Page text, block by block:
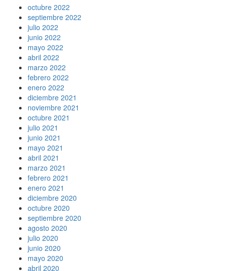
octubre 2022
septiembre 2022
julio 2022
junio 2022
mayo 2022
abril 2022
marzo 2022
febrero 2022
enero 2022
diciembre 2021
noviembre 2021
octubre 2021
julio 2021
junio 2021
mayo 2021
abril 2021
marzo 2021
febrero 2021
enero 2021
diciembre 2020
octubre 2020
septiembre 2020
agosto 2020
julio 2020
junio 2020
mayo 2020
abril 2020